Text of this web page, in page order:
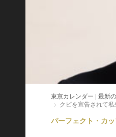
東京カレンダー | 最新
クビを宣告されて
パーフェクト・カ